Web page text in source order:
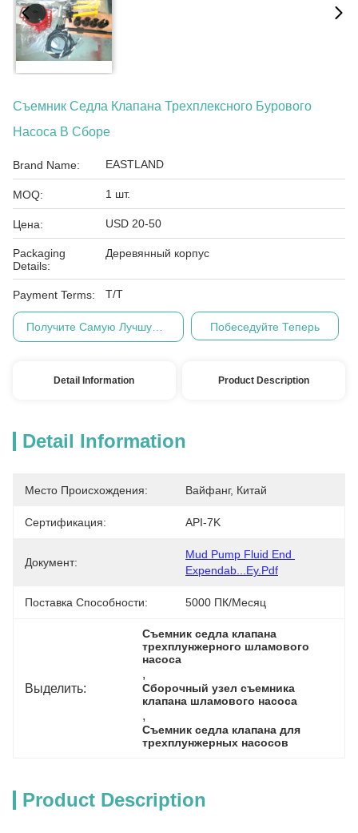
Съемник Седла Клапана Трехплексного Бурового
Насоса В Сборе
Brand Name: EASTLAND
MOQ: 1 шт.
Цена: USD 20-50
Packaging
Details:
Деревянный корпус
Payment Terms: Т/Т
Побеседуйте Теперь
Detail Information Product Description
Detail Information
Место Происхождения: Вайфанг, Китай
Сертификация: API-7K
Документ:
Mud Pump Fluid End
Expendab...ey.pdf
Поставка Способности: 5000 ПК/месяц
Выделить:
Съемник седла клапана
трехплунжерного шламового
насоса
,
Сборочный узел съемника
клапана шламового насоса
,
Съемник седла клапана для
трехплунжерных насосов
Product Description